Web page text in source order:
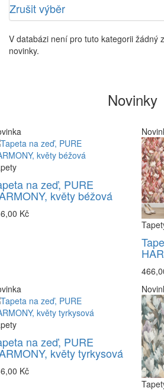
Zrušit výběr
V databázi není pro tuto kategorii žádný
novinky.
Novinky
na zeď, PURE
květy béžová
Kč
na zeď, PURE
květy tyrkysová
Kč